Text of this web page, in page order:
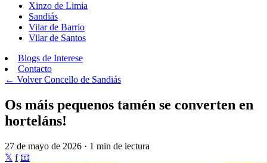
Xinzo de Limia
Sandiás
Vilar de Barrio
Vilar de Santos
Blogs de Interese
Contacto
← VolverConcello de Sandiás
Os máis pequenos tamén se converten en
horteláns!
27 de mayo de 2026 · 1 min de lectura
𝕏 f 📧